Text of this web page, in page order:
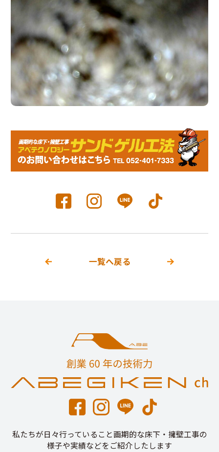
一覧へ戻る
私たちが日々行っていること画期的な床下・擁壁工事の
様子や実績などをご紹介したします